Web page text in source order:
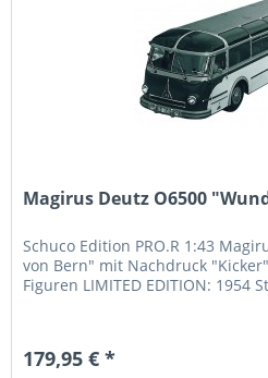
Magirus Deutz O6500
Schuco Edition PRO.R 1:43
von Bern" mit Nachdruck
Figuren LIMITED EDITION: 1954
179,95 € *